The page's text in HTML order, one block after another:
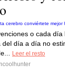
o cada día
del día a día no
Leer el resto